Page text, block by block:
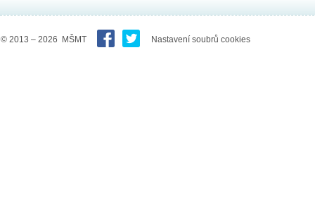
© 2013 – 2026 MŠMT Nastavení soubrů cookies